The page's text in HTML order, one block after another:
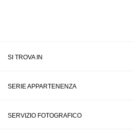
SI TROVA IN
SERIE APPARTENENZA
SERVIZIO FOTOGRAFICO